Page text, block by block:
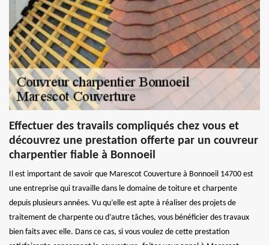
Effectuer des travails compliqués chez vous et
découvrez une prestation offerte par un couvreur
charpentier fiable à Bonnoeil
Il est important de savoir que Marescot Couverture à Bonnoeil 14700 est
une entreprise qui travaille dans le domaine de toiture et charpente
depuis plusieurs années. Vu qu’elle est apte à réaliser des projets de
traitement de charpente ou d’autre tâches, vous bénéficier des travaux
bien faits avec elle. Dans ce cas, si vous voulez de cette prestation